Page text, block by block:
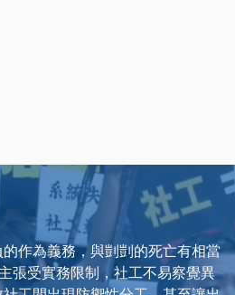
作為義務，與剴剴的死亡有相當
張受實務限制，社工不易察覺異